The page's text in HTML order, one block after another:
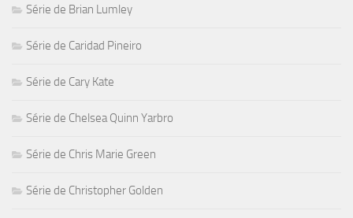
Série de Brian Lumley
Série de Caridad Pineiro
Série de Cary Kate
Série de Chelsea Quinn Yarbro
Série de Chris Marie Green
Série de Christopher Golden